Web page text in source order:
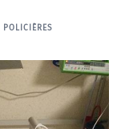
POLICIÈRES